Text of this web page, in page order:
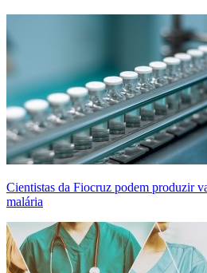
Cientistas da Fiocruz podem produzir
malária